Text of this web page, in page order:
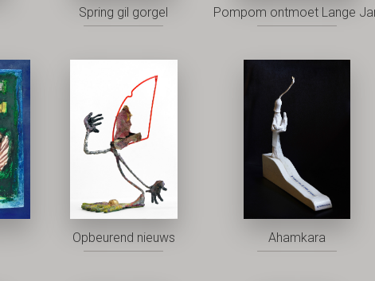
Spring gil gorgel Pompom ontmoet Lange
Opbeurend nieuws Ahamkara